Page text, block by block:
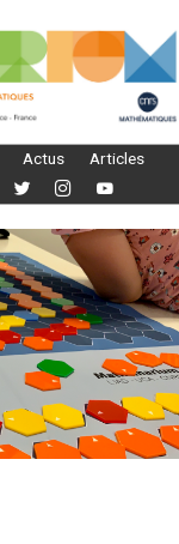
Actus
Articles